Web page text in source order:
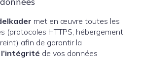
met en œuvre toutes les
(protocoles HTTPS, hébergement
afin de garantir la
de vos données